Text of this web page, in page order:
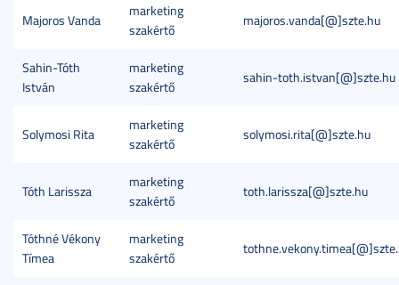
Majoros Vanda
marketing
szakértő
majoros.vanda[@]szte.hu
Sahin-Tóth
István
marketing
szakértő
sahin-toth.istvan[@]szte.hu
Solymosi Rita
marketing
szakértő
solymosi.rita[@]szte.hu
Tóth Larissza
marketing
szakértő
toth.larissza[@]szte.hu
Tóthné Vékony
Tímea
marketing
szakértő